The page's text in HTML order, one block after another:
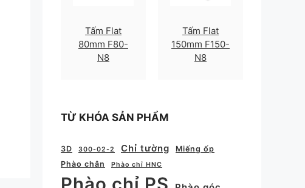
Tấm Flat
80mm F80-
N8
Tấm Flat
150mm F150-
N8
TỪ KHÓA SẢN PHẨM
3D 300-02-2 Chỉ tường
Miếng ốp
Phào chân
Phào chỉ HNC